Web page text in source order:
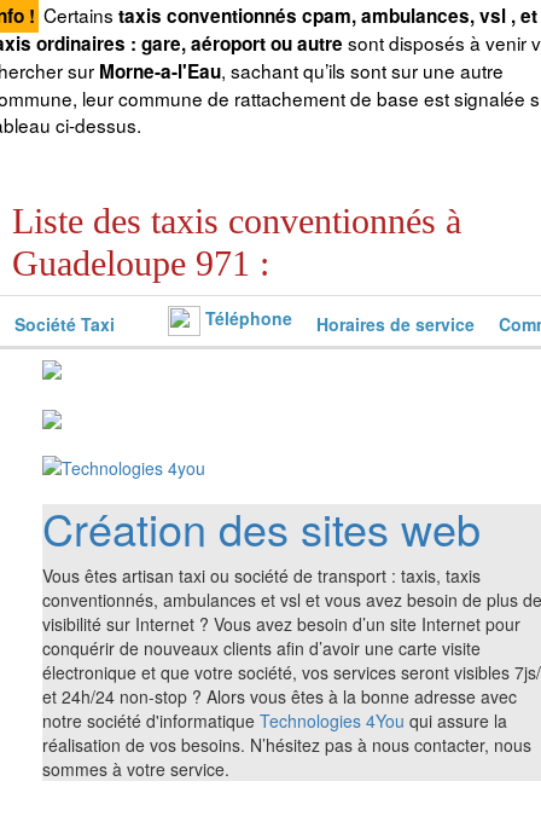
! Certainstaxis conventionnés cpam, ambulances, vsl , et
ordinaires : gare, aéroport ou autre sont disposés à venir
sur Morne-a-l'Eau, sachant qu’ils sont sur une autre
leur commune de rattachement de base est signalée
ci-dessus.
Liste des taxis conventionnés à
Guadeloupe 971 :
Société Taxi Téléphone Horaires de service
Création des sites web
Vous êtes artisan taxi ou société de transport : taxis, taxis
conventionnés, ambulances et vsl et vous avez besoin de plus de
visibilité sur Internet ? Vous avez besoin d’un site Internet pour
conquérir de nouveaux clients afin d’avoir une carte visite
électronique et que votre société, vos services seront visibles
et 24h/24 non-stop ? Alors vous êtes à la bonne adresse avec
notre société d'informatique Technologies 4You qui assure la
réalisation de vos besoins. N’hésitez pas à nous contacter, nous
sommes à votre service.